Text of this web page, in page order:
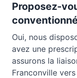
Proposez-
Oui, nous
avez une
assurons la
Franconville